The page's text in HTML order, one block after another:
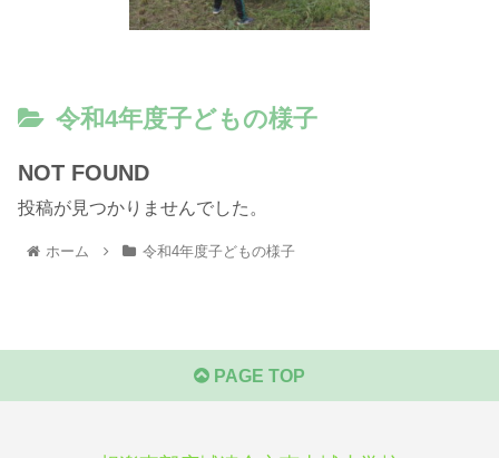
令和4年度子どもの様子
NOT FOUND
投稿が見つかりませんでした。
ホーム 令和4年度子どもの様子
PAGE TOP